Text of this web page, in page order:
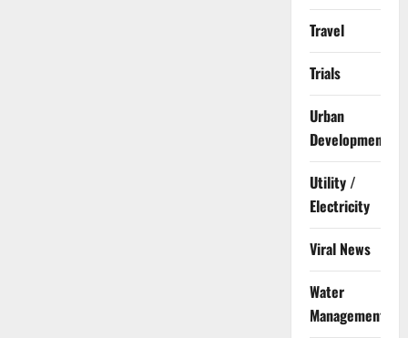
Travel
Trials
Urban
Development
Utility /
Electricity
Viral News
Water
Management